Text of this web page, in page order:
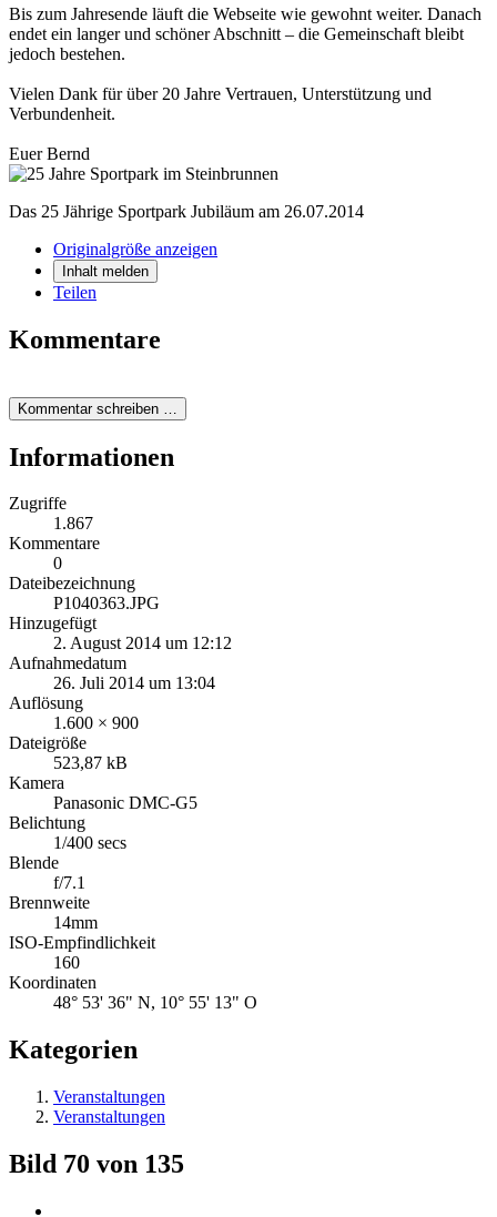
Bis zum Jahresende läuft die Webseite wie gewohnt weiter. Danach
endet ein langer und schöner Abschnitt – die Gemeinschaft bleibt
jedoch bestehen.
Vielen Dank für über 20 Jahre Vertrauen, Unterstützung und
Verbundenheit.
Euer Bernd
Das 25 Jährige Sportpark Jubiläum am 26.07.2014
Originalgröße anzeigen
Inhalt melden
Teilen
Kommentare
Kommentar schreiben …
Informationen
Zugriffe
1.867
Kommentare
0
Dateibezeichnung
P1040363.JPG
Hinzugefügt
2. August 2014 um 12:12
Aufnahmedatum
26. Juli 2014 um 13:04
Auflösung
1.600 × 900
Dateigröße
523,87 kB
Kamera
Panasonic DMC-G5
Belichtung
1/400 secs
Blende
f/7.1
Brennweite
14mm
ISO-Empfindlichkeit
160
Koordinaten
48° 53' 36" N, 10° 55' 13" O
Kategorien
Veranstaltungen
Veranstaltungen
Bild 70 von 135